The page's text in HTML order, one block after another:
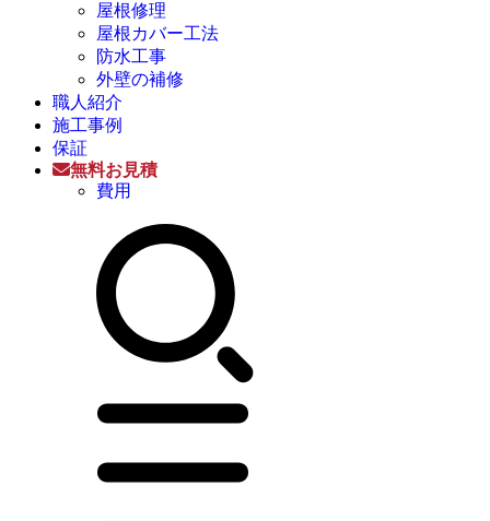
屋根修理
屋根カバー工法
防水工事
外壁の補修
職人紹介
施工事例
保証
無料お見積
費用